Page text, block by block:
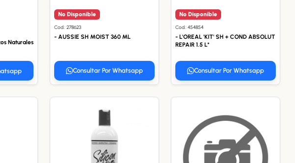
Naturales
No Disponible
Cod.: 278623
- AUSSIE SH MOIST 360 ML
Consultar Por Whatsapp
No Disponible
Cod.: 454854
- L'OREAL 'KIT' SH + COND ABSOLUT
REPAIR 1.5 L*
Consultar Por Whatsapp